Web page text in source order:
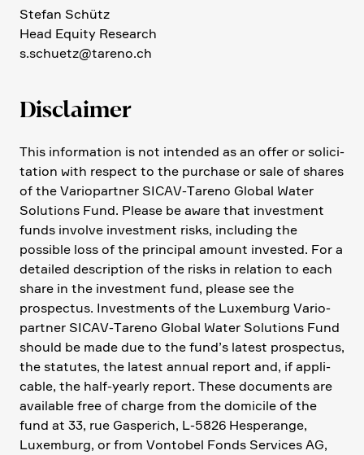
Stefan Schütz
Head Equity Research
s.​schuetz@​tareno.​ch
Disclaimer
This infor­ma­tion is not intended as an offer or solici­
ta­tion with respect to the purchase or sale of shares
of the Vario­partner SICAV-Tareno Global Water
Solutions Fund. Please be aware that invest­ment
funds involve invest­ment risks, inclu­ding the
possible loss of the principal amount invested. For a
detailed descrip­tion of the risks in relation to each
share in the invest­ment fund, please see the
prospectus. Invest­ments of the Luxem­burg Vario­
partner SICAV-Tareno Global Water Solutions Fund
should be made due to the fund’s latest prospectus,
the statutes, the latest annual report and, if appli­
cable, the half-yearly report. These documents are
available free of charge from the domicile of the
fund at 33, rue Gaspe­rich, L‑5826 Hespe­range,
Luxem­burg, or from Vontobel Fonds Services AG,